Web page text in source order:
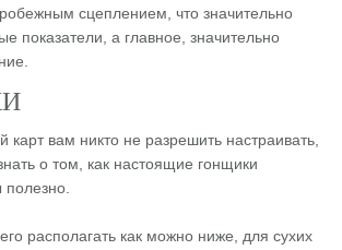
сцеплением, что значительно
показатели, а главное, значительно
карт вам никто не разрешить настраивать,
о том, как настоящие гонщики
полезно.
располагать как можно ниже, для сухих